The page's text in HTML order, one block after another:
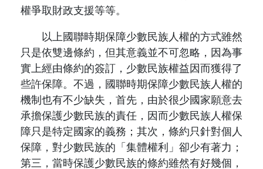
權爭取財政支援等等。
以上國聯時期保障少數民族人權的方式雖然
只是依雙邊條約，但其意義並不可忽略，因為事
實上經由條約的簽訂，少數民族權益因而獲得了
些許保障。不過，國聯時期保障少數民族人權的
機制也有不少缺失，首先，由於很少國家願意去
承擔保護少數民族的責任，因而少數民族人權保
障只是特定國家的義務；其次，條約只針對個人
保障，對少數民族的「集體權利」卻少有著力；
第三，當時保護少數民族的條約雖然有好幾個，